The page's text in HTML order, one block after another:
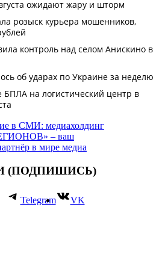
в СМИ: медиахолдинг
– ваш
в мире медиа
(ПОДПИШИСЬ)
Telegram VK